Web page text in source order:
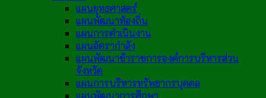
แผนยุทธศาสตร์
แผนพัฒนาท้องถิ่น
แผนการดำเนินงาน
แผนอัตรากำลัง
แผนพัฒนาข้าราชการองค์การบริหารส่วน
จังหวัด
แผนการบริหารทรัพยากรบุคคล
แผนพัฒนาการศึกษา